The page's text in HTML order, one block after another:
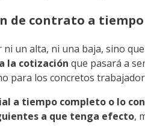
de contrato a
ni un alta, ni una baja, sino
la cotización que pasará a
para los concretos
tiempo completo o lo
a que tenga efecto,